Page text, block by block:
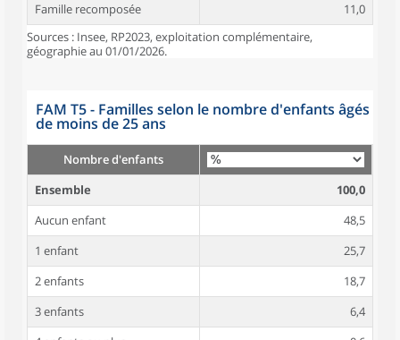
Famille recomposée
11,0
Sources : Insee, RP2023, exploitation complémentaire,
géographie au 01/01/2026.
FAM T5 - Familles selon le nombre d'enfants âgés
de moins de 25 ans
Nombre d'enfants
Ensemble
100,0
Aucun enfant
48,5
1 enfant
25,7
2 enfants
18,7
3 enfants
6,4